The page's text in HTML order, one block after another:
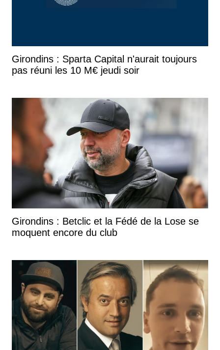
Girondins : Sparta Capital n'aurait toujours
pas réuni les 10 M€ jeudi soir
Girondins : Betclic et la Fédé de la Lose se
moquent encore du club